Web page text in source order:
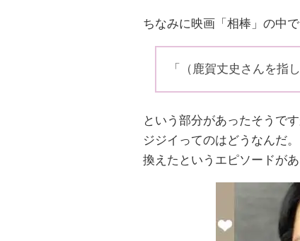
ちなみに映画「相棒」の中
「（鹿賀丈史さんを指
という部分があったそうで
ジジイってのはどうなんだ
換えたというエピソードが